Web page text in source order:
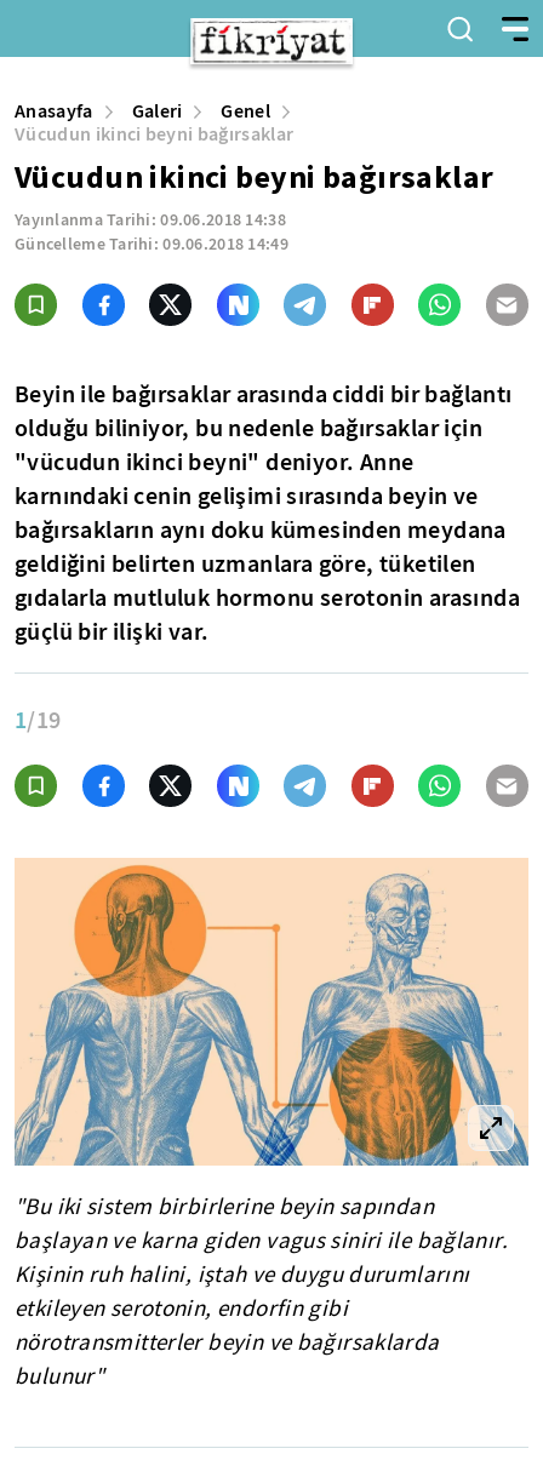
Anasayfa Galeri
Genel
Vücudun ikinci beyni bağırsaklar
Vücudun ikinci beyni bağırsaklar
Yayınlanma Tarihi:09.06.2018 14:38
Güncelleme Tarihi:09.06.2018 14:49
Beyin ile bağırsaklar arasında ciddi bir bağlantı
olduğu biliniyor, bu nedenle bağırsaklar için
"vücudun ikinci beyni" deniyor. Anne
karnındaki cenin gelişimi sırasında beyin ve
bağırsakların aynı doku kümesinden meydana
geldiğini belirten uzmanlara göre, tüketilen
gıdalarla mutluluk hormonu serotonin arasında
güçlü bir ilişki var.
1/19
"Bu iki sistem birbirlerine beyin sapından
başlayan ve karna giden vagus siniri ile bağlanır.
Kişinin ruh halini, iştah ve duygu durumlarını
etkileyen serotonin, endorfin gibi
nörotransmitterler beyin ve bağırsaklarda
bulunur"